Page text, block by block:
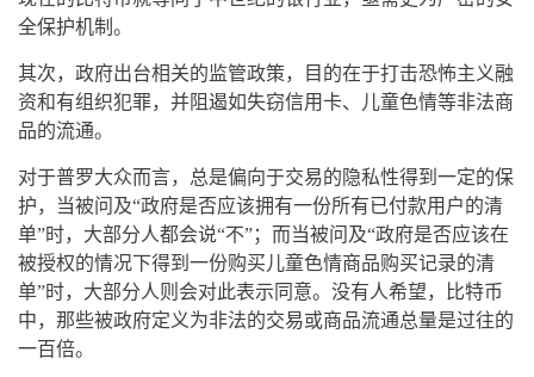
全保护机制。
其次，政府出台相关的监管政策，目的在于打击恐怖主义融
资和有组织犯罪，并阻遏如失窃信用卡、儿童色情等非法商
品的流通。
对于普罗大众而言，总是偏向于交易的隐私性得到一定的保
护，当被问及“政府是否应该拥有一份所有已付款用户的清
单”时，大部分人都会说“不”；而当被问及“政府是否应该在
被授权的情况下得到一份购买儿童色情商品购买记录的清
单”时，大部分人则会对此表示同意。没有人希望，比特币
中，那些被政府定义为非法的交易或商品流通总量是过往的
一百倍。